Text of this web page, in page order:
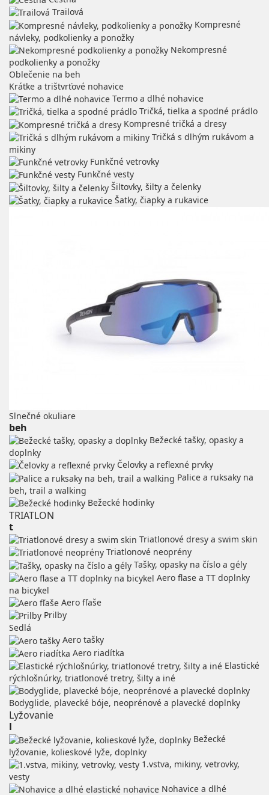
Trailová
Kompresné
návleky, podkolienky a ponožky
Nekompresné
podkolienky a ponožky
Oblečenie na beh
Krátke a trištvrťové nohavice
Termo a dlhé nohavice
Tričká, tielka a spodné prádlo
Kompresné tričká a dresy
Tričká s dlhým rukávom a
mikiny
Funkčné vetrovky
Funkčné vesty
Šiltovky, šilty a čelenky
Šatky, čiapky a rukavice
Slnečné okuliare
beh
Bežecké tašky, opasky a
doplnky
Čelovky a reflexné prvky
Palice a ruksaky na
beh, trail a walking
Bežecké hodinky
TRIATLON
t
Triatlonové dresy a swim skin
Triatlonové neoprény
Tašky, opasky na číslo a gély
Aero flase a TT doplnky
na bicykel
Aero fľaše
Prilby
Sedlá
Aero tašky
Aero riadítka
Elastické
rýchlošnúrky, triatlonové tretry, šilty a iné
Bodyglide, plavecké bóje, neoprénové a plavecké doplnky
Lyžovanie
l
Bežecké
lyžovanie, kolieskové lyže, doplnky
1.vstva, mikiny, vetrovky,
vesty
Nohavice a dlhé